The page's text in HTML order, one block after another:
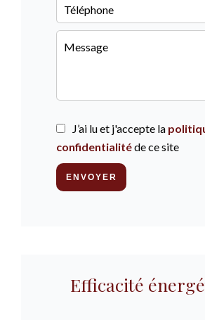
J’ai lu et j'accepte la
confidentialitéde ce site
ENVOYER
Efficacité